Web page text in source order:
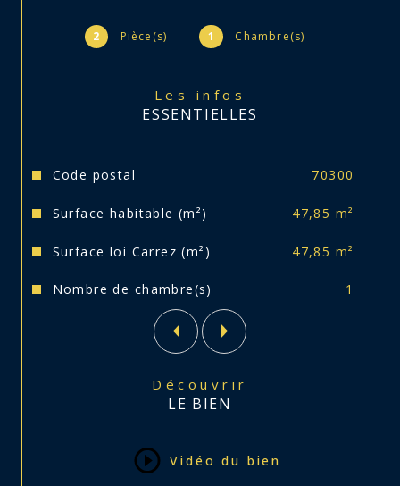
2 Pièce(s) 1 Chambre(s)
Les infos
ESSENTIELLES
Caractéristiques Valeurs
Code postal 70300
Surface habitable (m²) 47,85 m²
Surface loi Carrez (m²) 47,85 m²
Nombre de chambre(s) 1
Entrée individuelle sans passer par des
copropriété avec portail électrique.
Très peu de charges de copropriété !! 85 €
Taxe foncière : 500 €
Visite virtuelle disponible sur notre site
Contactez Célia pour plus de renseignements
Découvrir
LE BIEN
Vidéo du bien